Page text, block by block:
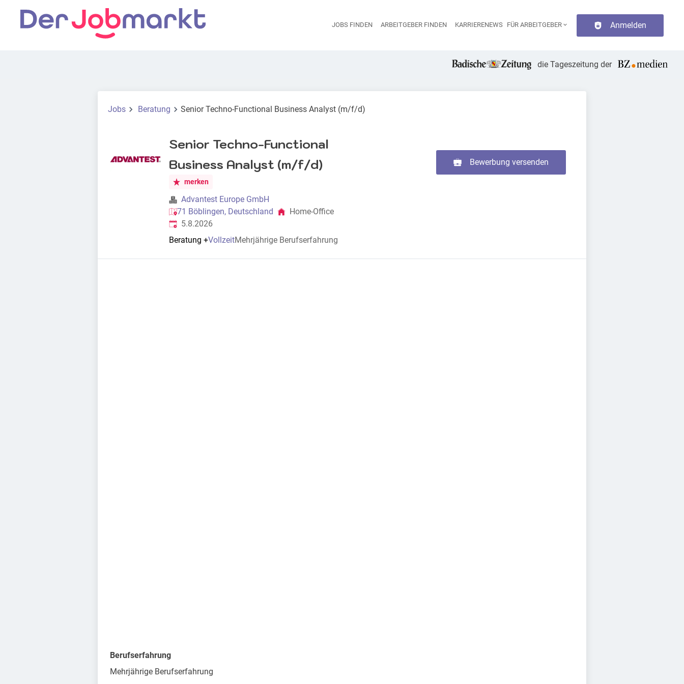
Haupt-Navigation
JOBS FINDEN ARBEITGEBER FINDEN KARRIERENEWS FÜR ARBEITGEBER Anmelden
die Tageszeitung der
Jobs Beratung Senior Techno-Functional Business Analyst (m/f/d)
Senior Techno-Functional
Business Analyst (m/f/d)
merken
Advantest Europe GmbH
71 Böblingen, Deutschland
Home-Office
Veröffentlicht
5.8.2026
Beratung +VollzeitMehrjährige Berufserfahrung
Bewerbung versenden
Berufserfahrung
Mehrjährige Berufserfahrung